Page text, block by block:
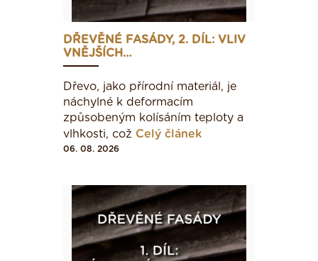
DŘEVĚNÉ FASÁDY, 2. DÍL: VLIV
VNĚJŠÍCH…
Dřevo, jako přírodní materiál, je
náchylné k deformacím
způsobeným kolísáním teploty a
vlhkosti, což Celý článek
06. 08. 2026